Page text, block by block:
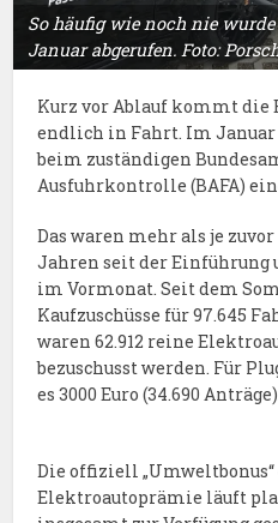
So häufig wie noch nie
Januar abgerufen. Foto:
Kurz vor Ablauf kommt
endlich in Fahrt. Im Januar
beim zuständigen
Ausfuhrkontrolle (BAFA)
Das waren mehr als je
Jahren seit der Einführung
im Vormonat. Seit dem
Kaufzuschüsse für 97.645
waren 62.912 reine
bezuschusst werden. Für
es 3000 Euro (34.690
Die offiziell
Elektroautoprämie läuft